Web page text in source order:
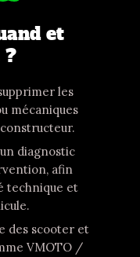
et
?
les
mécaniques
diagnostic
afin
technique et
des scooter et
VMOTO /